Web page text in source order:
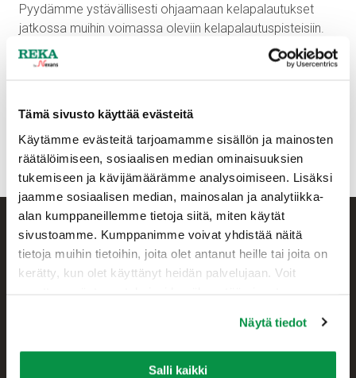
Tämä sivusto käyttää evästeitä
Käytämme evästeitä tarjoamamme sisällön ja mainosten
räätälöimiseen, sosiaalisen median ominaisuuksien
tukemiseen ja kävijämäärämme analysoimiseen. Lisäksi
jaamme sosiaalisen median, mainosalan ja analytiikka-
alan kumppaneillemme tietoja siitä, miten käytät
sivustoamme. Kumppanimme voivat yhdistää näitä
tietoja muihin tietoihin, joita olet antanut heille tai joita on
kerätty, kun olet käyttänyt heidän palvelujaan. Voit
Näytä tiedot
Salli kaikki
Pyydämme ystävällisesti ohjaamaan kelapalautukset
jatkossa muihin voimassa oleviin kelapalautuspisteisiin.
Ajantasaiset tiedot käytössä olevista
reka.fi/kelapalautus
Pahoittelemme muutoksesta mahdollisesti aiheutuvaa
vaivaa.